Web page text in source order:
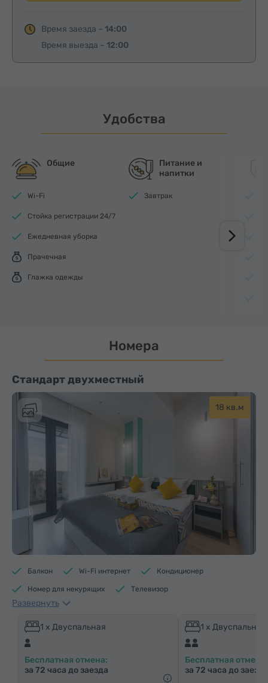
Время заезда – 14:00
Время выезда – 12:00
Удобства
Общие
Wi-Fi
Стойка регистрации 24/7
Ежедневная уборка
Прачечная
Глажка одежды
Питание и
напитки
Завтрак
Стандарт двухместный
18 кв.м
Балкон Wi-Fi интернет Кондиционер
Номер для некурящих Телевизор
Душевая кабина
Минибар Средства гигиены Полотенца
Тапочки Шкаф/Гардероб
Письменный стол Телефон
Кабельные телеканалы
Развернуть
1 x Двуспальная
Бесплатная отмена:
за 72 часа до заезда
1 x Двуспальная
Бесплатная отмена:
за 72 часа до заезда
Номера